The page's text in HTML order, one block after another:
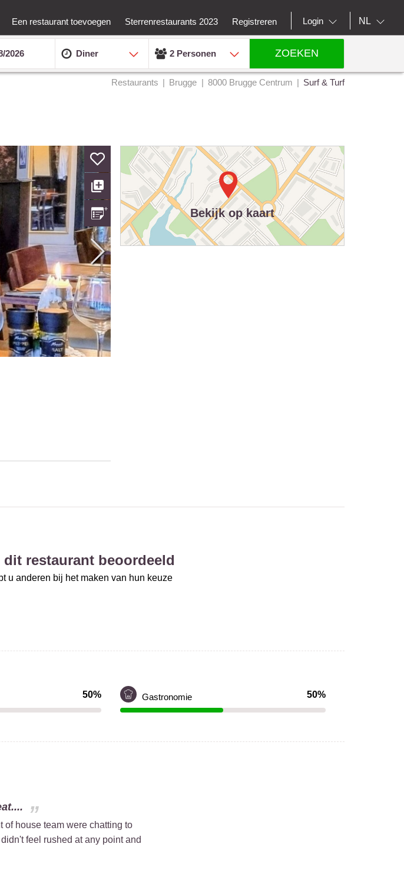
Een restaurant toevoegen Sterrenrestaurants 2023 Registreren Login NL
Diner 2 Personen ZOEKEN
Restaurants Brugge 8000 Brugge Centrum Surf & Turf
Bekijk op kaart
restaurant beoordeeld
u anderen bij het maken van hun keuze
50% Gastronomie 50%
of house team were chatting to
feel rushed at any point and